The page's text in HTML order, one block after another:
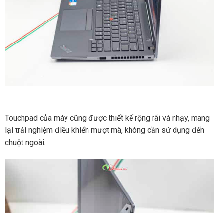
Touchpad của máy cũng được thiết kế rộng rãi và nhạy, mang
lại trải nghiệm điều khiển mượt mà, không cần sử dụng đến
chuột ngoài.